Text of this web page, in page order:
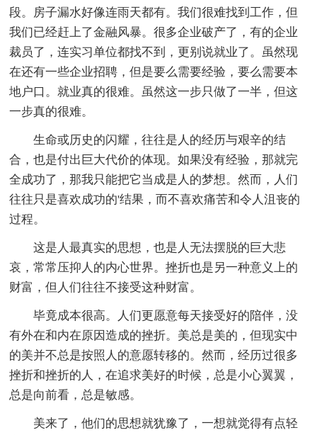
段。房子漏水好像连雨天都有。我们很难找到工作，但
我们已经赶上了金融风暴。很多企业破产了，有的企业
裁员了，连实习单位都找不到，更别说就业了。虽然现
在还有一些企业招聘，但是要么需要经验，要么需要本
地户口。就业真的很难。虽然这一步只做了一半，但这
一步真的很难。
生命或历史的闪耀，往往是人的经历与艰辛的结
合，也是付出巨大代价的体现。如果没有经验，那就完
全成功了，那我只能把它当成是人的梦想。然而，人们
往往只是喜欢成功的'结果，而不喜欢痛苦和令人沮丧的
过程。
这是人最真实的思想，也是人无法摆脱的巨大悲
哀，常常压抑人的内心世界。挫折也是另一种意义上的
财富，但人们往往不接受这种财富。
毕竟成本很高。人们更愿意每天接受好的陪伴，没
有外在和内在原因造成的挫折。美总是美的，但现实中
的美并不总是按照人的意愿转移的。然而，经历过很多
挫折和挫折的人，在追求美好的时候，总是小心翼翼，
总是向前看，总是敏感。
美来了，他们的思想就犹豫了，一想就觉得有点轻